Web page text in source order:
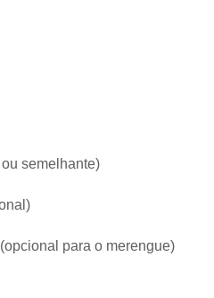
semelhante)
para o merengue)